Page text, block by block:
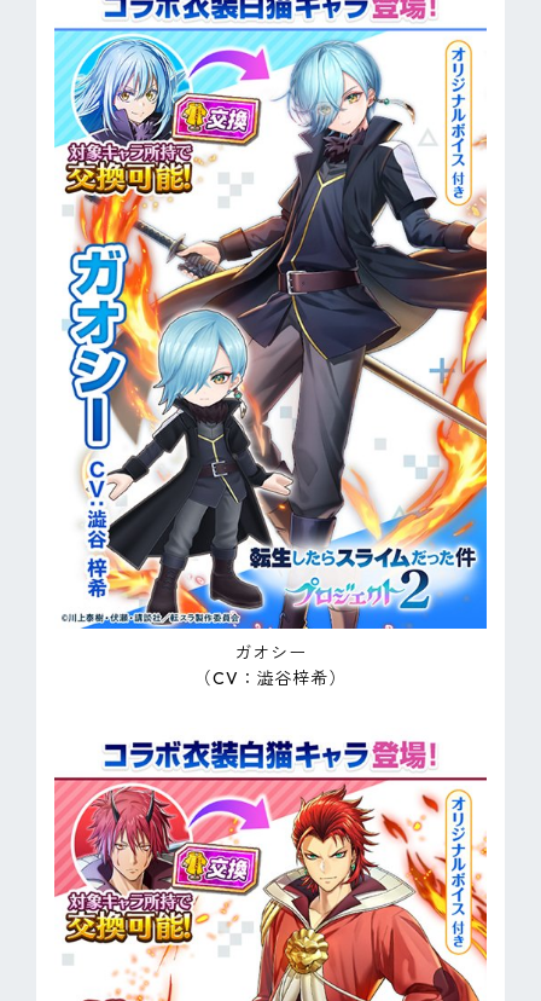
ガオシー
（CV：澁谷梓希）